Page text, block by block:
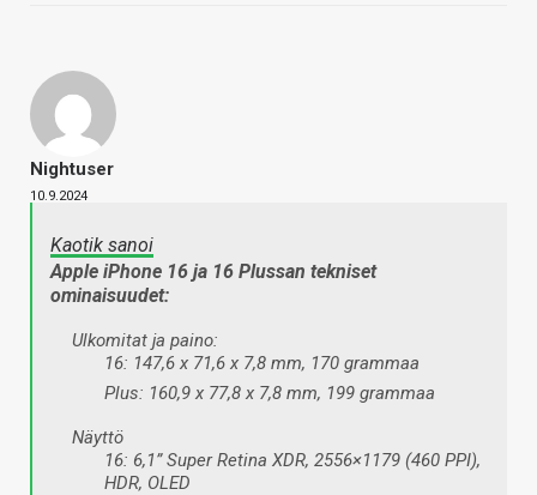
Nightuser
10.9.2024
Kaotik sanoi
Apple iPhone 16 ja 16 Plussan tekniset
ominaisuudet:
Ulkomitat ja paino:
16: 147,6 x 71,6 x 7,8 mm, 170 grammaa
Plus: 160,9 x 77,8 x 7,8 mm, 199 grammaa
Näyttö
16: 6,1” Super Retina XDR, 2556×1179 (460 PPI),
HDR, OLED